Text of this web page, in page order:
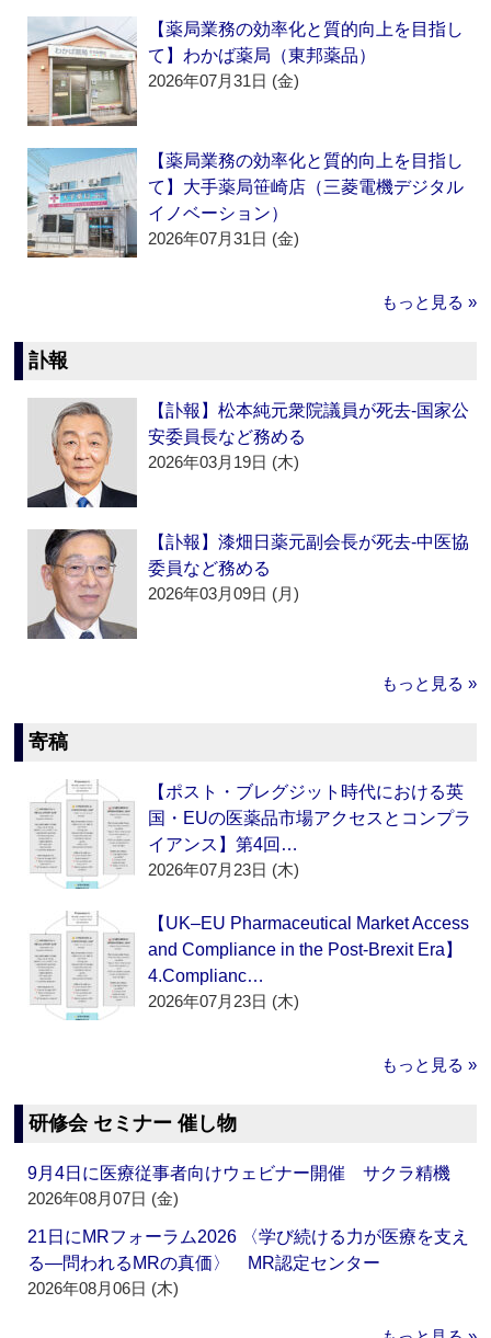
【薬局業務の効率化と質的向上を目指し
て】わかば薬局（東邦薬品）
2026年07月31日 (金)
【薬局業務の効率化と質的向上を目指し
て】大手薬局笹崎店（三菱電機デジタル
イノベーション）
2026年07月31日 (金)
もっと見る »
訃報
【訃報】松本純元衆院議員が死去‐国家公
安委員長など務める
2026年03月19日 (木)
【訃報】漆畑日薬元副会長が死去‐中医協
委員など務める
2026年03月09日 (月)
もっと見る »
寄稿
【ポスト・ブレグジット時代における英
国・EUの医薬品市場アクセスとコンプラ
イアンス】第4回…
2026年07月23日 (木)
【UK–EU Pharmaceutical Market Access
and Compliance in the Post-Brexit Era】
4.Complianc…
2026年07月23日 (木)
もっと見る »
研修会 セミナー 催し物
9月4日に医療従事者向けウェビナー開催 サクラ精機
2026年08月07日 (金)
21日にMRフォーラム2026 〈学び続ける力が医療を支え
る―問われるMRの真価〉 MR認定センター
2026年08月06日 (木)